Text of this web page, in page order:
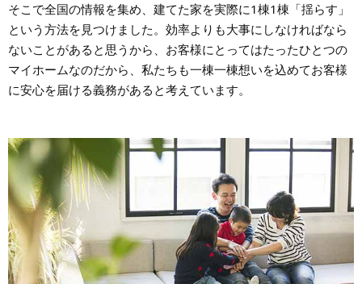
そこで全国の情報を集め、建てた家を実際に1棟1棟「揺らす」
という方法を見つけました。効率よりも大事にしなければなら
ないことがあると思うから、お客様にとってはたったひとつの
マイホームなのだから、私たちも一棟一棟想いを込めてお客様
に安心を届ける義務があると考えています。